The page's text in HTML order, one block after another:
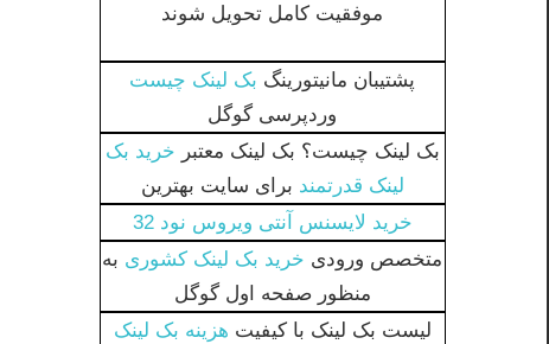
موفقیت کامل تحویل شوند
پشتیبان مانیتورینگ بک لینک چیست
وردپرسی گوگل
بک لینک چیست؟ بک لینک معتبر خرید بک
لینک قدرتمند برای سایت بهترین
خرید لایسنس آنتی ویروس نود 32
متخصص ورودی خرید بک لینک کشوری به
منظور صفحه اول گوگل
لیست بک لینک با کیفیت هزینه بک لینک